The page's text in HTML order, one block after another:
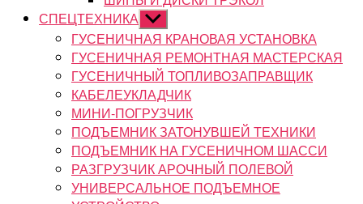
СПЕЦТЕХНИКА Показывать
подменю
ГУСЕНИЧНАЯ КРАНОВАЯ УСТАНОВКА
ГУСЕНИЧНАЯ РЕМОНТНАЯ МАСТЕРСКАЯ
ГУСЕНИЧНЫЙ ТОПЛИВОЗАПРАВЩИК
КАБЕЛЕУКЛАДЧИК
МИНИ-ПОГРУЗЧИК
ПОДЪЕМНИК ЗАТОНУВШЕЙ ТЕХНИКИ
ПОДЪЕМНИК НА ГУСЕНИЧНОМ ШАССИ
РАЗГРУЗЧИК АРОЧНЫЙ ПОЛЕВОЙ
УНИВЕРСАЛЬНОЕ ПОДЪЕМНОЕ